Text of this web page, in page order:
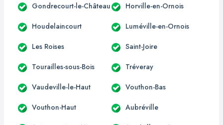
Gondrecourt-le-Château Horville-en-Ornois
Houdelaincourt Luméville-en-Ornois
Les Roises Saint-Joire
Tourailles-sous-Bois Tréveray
Vaudeville-le-Haut Vouthon-Bas
Vouthon-Haut Aubréville